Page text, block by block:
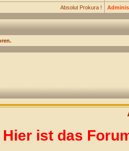
Absolut Prokura !
Hier ist das